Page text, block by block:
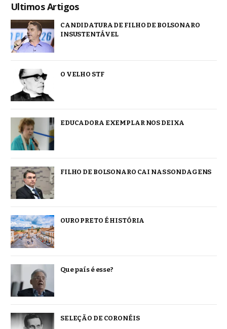
Ultimos Artigos
CANDIDATURA DE FILHO DE BOLSONARO
INSUSTENTÁVEL
O VELHO STF
EDUCADORA EXEMPLAR NOS DEIXA
FILHO DE BOLSONARO CAI NAS SONDAGENS
OURO PRETO É HISTÓRIA
Que país é esse?
SELEÇÃO DE CORONÉIS